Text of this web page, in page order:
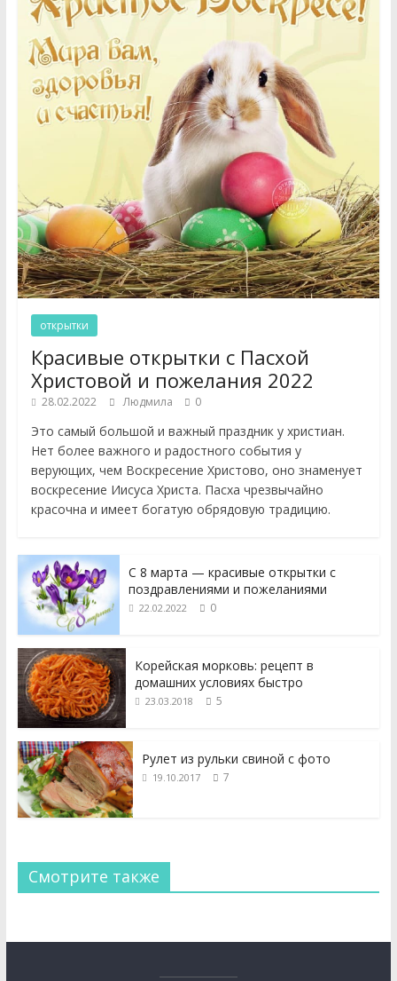
открытки
Красивые открытки с Пасхой
Христовой и пожелания 2022
28.02.2022 Людмила 0
Это самый большой и важный праздник у христиан.
Нет более важного и радостного события у
верующих, чем Воскресение Христово, оно знаменует
воскресение Иисуса Христа. Пасха чрезвычайно
красочна и имеет богатую обрядовую традицию.
С 8 марта — красивые открытки с
поздравлениями и пожеланиями
22.02.2022 0
Корейская морковь: рецепт в
домашних условиях быстро
23.03.2018 5
Рулет из рульки свиной с фото
19.10.2017 7
Смотрите также